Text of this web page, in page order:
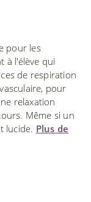
pour les
à l'élève qui
de respiration
pour
relaxation
Même si un
lucide. Plus de